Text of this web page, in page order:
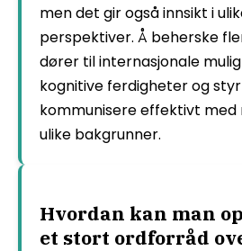
men det gir også innsikt i
perspektiver. Å beherske
dører til internasjonale
kognitive ferdigheter og
kommunisere effektivt
ulike bakgrunner.
Hvordan kan man
et stort ordforråd